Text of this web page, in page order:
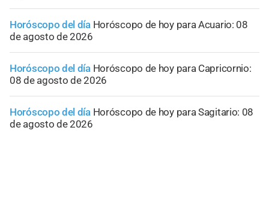
Horóscopo del día Horóscopo de hoy para Acuario: 08
de agosto de 2026
Horóscopo del día Horóscopo de hoy para Capricornio:
08 de agosto de 2026
Horóscopo del día Horóscopo de hoy para Sagitario: 08
de agosto de 2026